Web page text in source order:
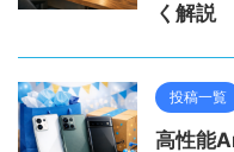
く解説
投稿一覧
高性能